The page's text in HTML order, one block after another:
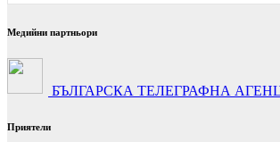
Медийни партньори
БЪЛГАРСКА ТЕЛЕГРАФНА
Приятели